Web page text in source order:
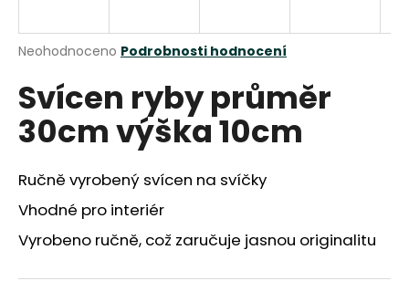
Průměrné
produktu
je
0,0
z
hvězdiček.
Neohodnoceno Podrobnosti hodnocení
Svícen ryby průměr
30cm výška 10cm
Ručně vyrobený svícen na svíčky
Vhodné pro interiér
Vyrobeno ručně, což zaručuje jasnou originalitu
j
t
?
HLEDAT